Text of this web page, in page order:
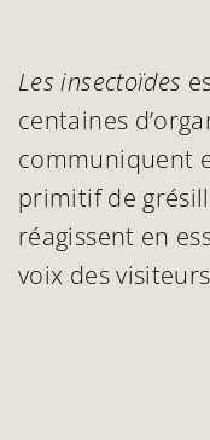
Les insectoïdes
centaines
communiquent
primitif de
réagissent en
voix des